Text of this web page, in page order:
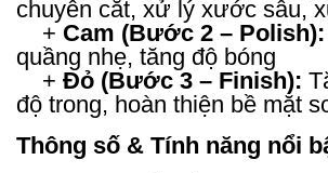
chuyên cắt, xử lý xước sâu,
+ Cam (Bước 2 – Polish):
quầng nhẹ, tăng độ bóng
+ Đỏ (Bước 3 – Finish):
độ trong, hoàn thiện bề mặt
Thông số & Tính năng nổi